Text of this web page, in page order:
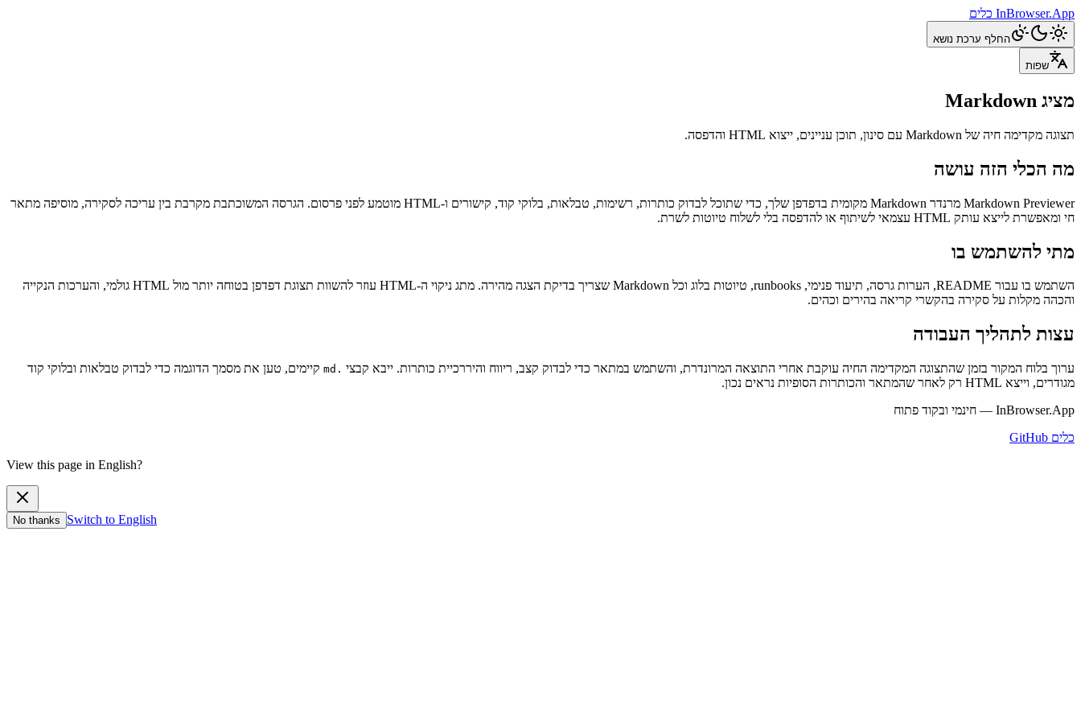
InBrowser.App כלים
החלף ערכת נושא
שפות
מציג Markdown
תצוגה מקדימה חיה של Markdown עם סינון, תוכן עניינים, ייצוא HTML והדפסה.
מה הכלי הזה עושה
Markdown Previewer מרנדר Markdown מקומית בדפדפן שלך, כדי שתוכל לבדוק כותרות, רשימות, טבלאות, בלוקי קוד, קישורים ו-HTML מוטמע לפני פרסום. הגרסה המשוכתבת מקרבת בין עריכה לסקירה, מוסיפה מתאר
חי ומאפשרת לייצא עותק HTML עצמאי לשיתוף או להדפסה בלי לשלוח טיוטות לשרת.
מתי להשתמש בו
השתמש בו עבור README, הערות גרסה, תיעוד פנימי, runbooks, טיוטות בלוג וכל Markdown שצריך בדיקת הצגה מהירה. מתג ניקוי ה-HTML עוזר להשוות תצוגת דפדפן בטוחה יותר מול HTML גולמי, והערכות הנקייה
והכהה מקלות על סקירה בהקשרי קריאה בהירים וכהים.
עצות לתהליך העבודה
ערוך בלוח המקור בזמן שהתצוגה המקדימה החיה עוקבת אחרי התוצאה המרונדרת, והשתמש במתאר כדי לבדוק קצב, ריווח והיררכיית כותרות. ייבא קבצי .md
קיימים, טען את מסמך הדוגמה כדי לבדוק טבלאות ובלוקי קוד
מגודרים, וייצא HTML רק לאחר שהמתאר והכותרות הסופיות נראים נכון.
InBrowser.App — חינמי ובקוד פתוח
כלים GitHub
View this page in English?
No thanks Switch to English